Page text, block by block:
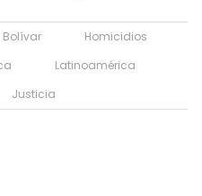
Bolívar
Homicidios
Latinoamérica
Justicia